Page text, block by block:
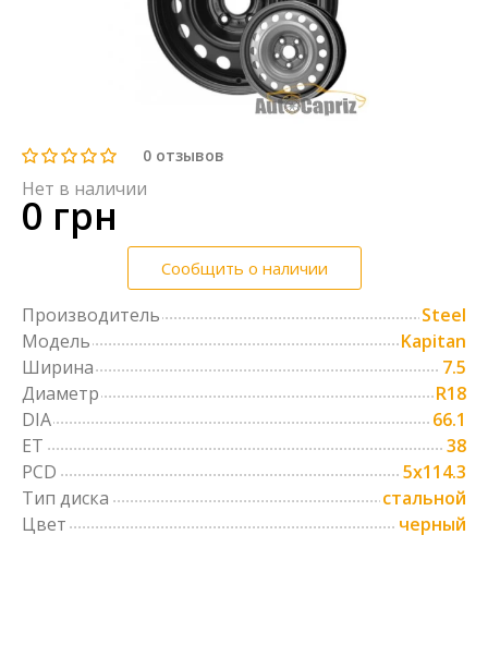
0 отзывов
Нет в наличии
0 грн
Сообщить о наличии
Производитель
Steel
Модель
Kapitan
Ширина
7.5
Диаметр
R18
DIA
66.1
ET
38
PCD
5x114.3
Тип диска
стальной
Цвет
черный